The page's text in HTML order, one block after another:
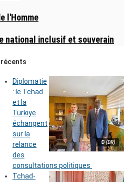
l'Homme
national inclusif et souverain
© (DR)
Diplomatie
: le Tchad
et la
Türkiye
échangent
sur la
relance
des
consultations politiques
Tchad-